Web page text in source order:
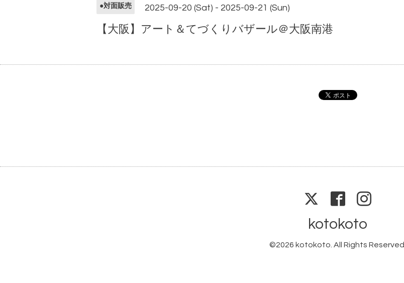
●対面販売 2025-09-20 (Sat) - 2025-09-21 (Sun)
【大阪】アート＆てづくりバザール＠大阪南港
kotokoto
©2026 kotokoto . All Rights Reserved.